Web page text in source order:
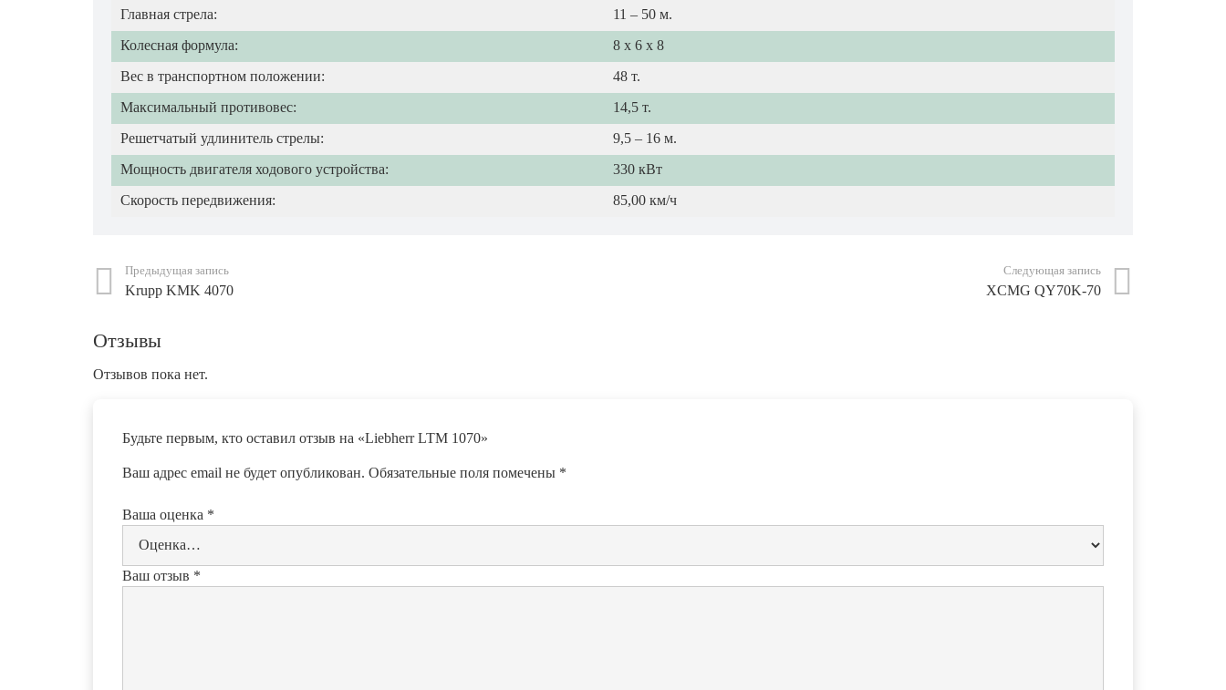
Главная стрела:
11 – 50 м.
Колесная формула:
8 x 6 x 8
Вес в транспортном положении:
48 т.
Максимальный противовес:
14,5 т.
Решетчатый удлинитель стрелы:
9,5 – 16 м.
Мощность двигателя ходового устройства:
330 кВт
Скорость передвижения:
85,00 км/ч
Предыдущая запись
Krupp KMK 4070
Следующая запись
XCMG QY70K-70
Отзывы
Отзывов пока нет.
Будьте первым, кто оставил отзыв на «Liebherr LTM 1070»
Ваш адрес email не будет опубликован. Обязательные поля помечены *
Ваша оценка *
Ваш отзыв *